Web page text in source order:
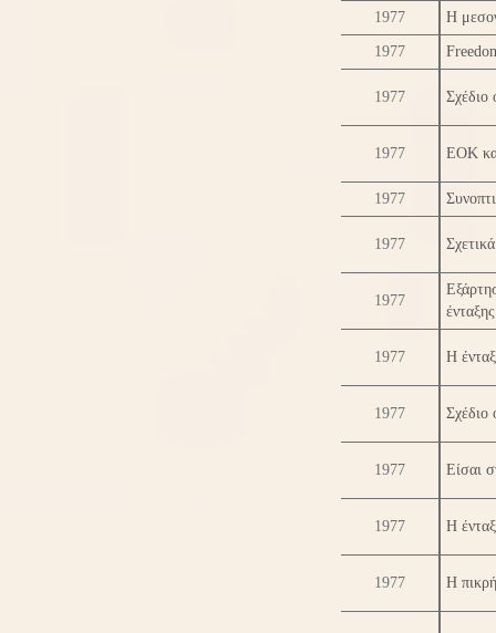
1977 Η
1977
1977 Σχέδιο
1977 ΕΟΚ
1977
1977
1977
1977 Η
1977 Σχέδιο
1977 Είσαι
1977 Η
1977 Η